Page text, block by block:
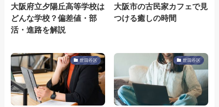
大阪府立夕陽丘高等学校は
どんな学校？偏差値・部
活・進路を解説
大阪市の古民家カフェで見
つける癒しの時間
世田谷区 世田谷区